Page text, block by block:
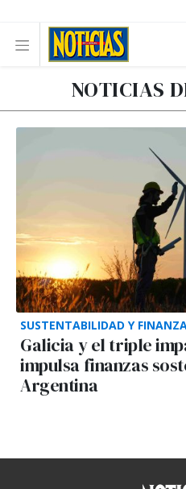
NOTICIAS
SUSTENTABILIDAD Y
Galicia y el triple
impulsa finanzas
Argentina